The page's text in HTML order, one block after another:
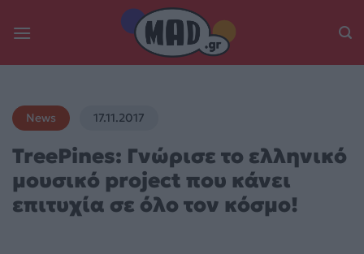
News 17.11.2017
TreePines: Γνώρισε το ελληνικό
μουσικό project που κάνει
επιτυχία σε όλο τον κόσμο!